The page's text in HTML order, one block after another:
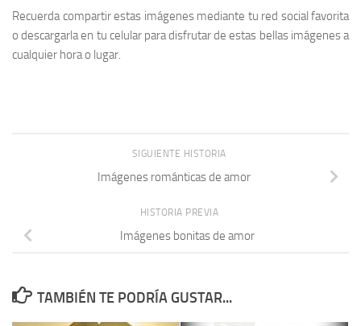
Recuerda compartir estas imágenes mediante tu red social favorita
o descargarla en tu celular para disfrutar de estas bellas imágenes a
cualquier hora o lugar.
SIGUIENTE HISTORIA
Imágenes románticas de amor
HISTORIA PREVIA
Imágenes bonitas de amor
TAMBIÉN TE PODRÍA GUSTAR...